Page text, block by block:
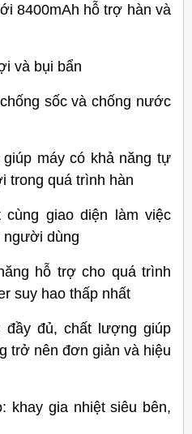
8400mAh hỗ trợ hàn và
và bụi bẩn
sốc và chống nước
máy có khả năng tự
trong quá trình hàn
giao diện làm việc
người dùng
hỗ trợ cho quá trình
suy hao thấp nhất
đủ, chất lượng giúp
trở nên đơn giản và hiệu
khay gia nhiệt siêu bên,